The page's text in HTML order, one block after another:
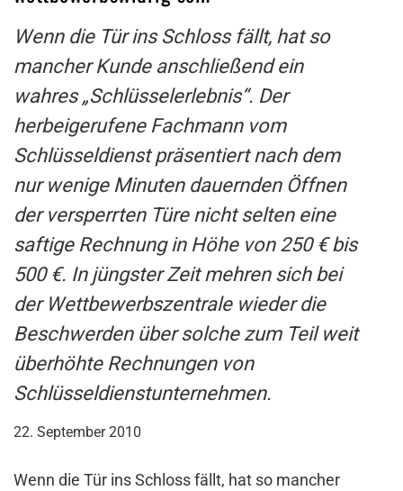
Wenn die Tür ins Schloss fällt, hat so
mancher Kunde anschließend ein
wahres „Schlüsselerlebnis“. Der
herbeigerufene Fachmann vom
Schlüsseldienst präsentiert nach dem
nur wenige Minuten dauernden Öffnen
der versperrten Türe nicht selten eine
saftige Rechnung in Höhe von 250 € bis
500 €. In jüngster Zeit mehren sich bei
der Wettbewerbszentrale wieder die
Beschwerden über solche zum Teil weit
überhöhte Rechnungen von
Schlüsseldienstunternehmen.
22. September 2010
Wenn die Tür ins Schloss fällt, hat so mancher